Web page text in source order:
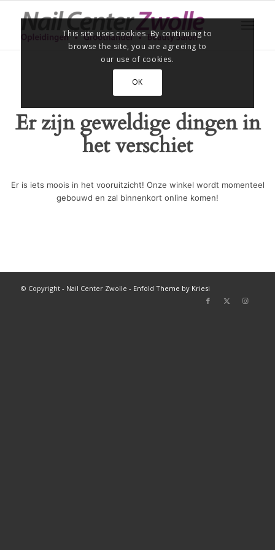
Er zijn geweldige dingen in
het verschiet
Er is iets moois in het vooruitzicht! Onze winkel wordt momenteel
gebouwd en zal binnenkort online komen!
© Copyright - Nail Center Zwolle - Enfold Theme by Kriesi
This site uses cookies. By continuing to
browse the site, you are agreeing to
our use of cookies.
OK